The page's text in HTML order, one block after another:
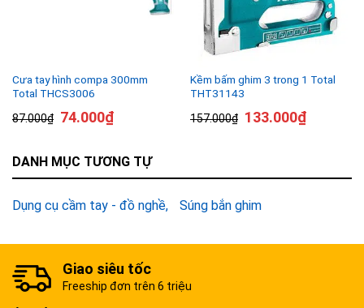
Cưa tay hình compa 300mm
Total THCS3006
87.000₫ 74.000₫
Kềm bấm ghim 3 trong 1 Total
THT31143
157.000₫ 133.000₫
DANH MỤC TƯƠNG TỰ
Dụng cụ cầm tay - đồ nghề Súng bắn ghim
Giao siêu tốc
Freeship đơn trên 6 triệu